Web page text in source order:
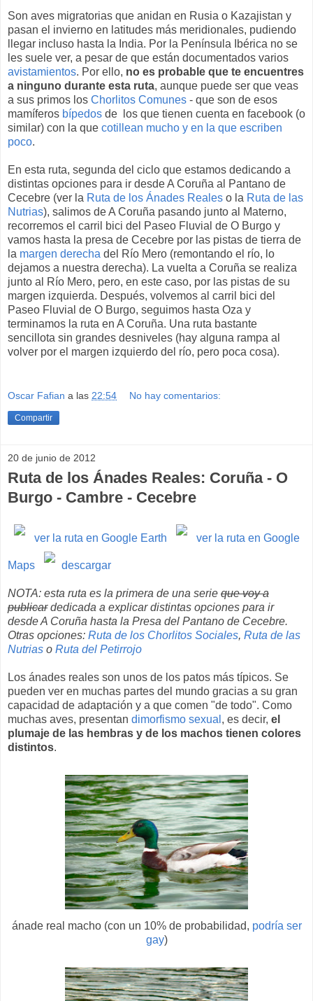
Son aves migratorias que anidan en Rusia o Kazajistan y
pasan el invierno en latitudes más meridionales, pudiendo
llegar incluso hasta la India. Por la Península Ibérica no se
les suele ver, a pesar de que están documentados varios
avistamientos. Por ello, no es probable que te encuentres
a ninguno durante esta ruta, aunque puede ser que veas
a sus primos los Chorlitos Comunes - que son de esos
mamíferos bípedos de los que tienen cuenta en facebook (o
similar) con la que cotillean mucho y en la que escriben
poco.
En esta ruta, segunda del ciclo que estamos dedicando a
distintas opciones para ir desde A Coruña al Pantano de
Cecebre (ver la Ruta de los Ánades Reales o la Ruta de las
Nutrias), salimos de A Coruña pasando junto al Materno,
recorremos el carril bici del Paseo Fluvial de O Burgo y
vamos hasta la presa de Cecebre por las pistas de tierra de
la margen derecha del Río Mero (remontando el río, lo
dejamos a nuestra derecha). La vuelta a Coruña se realiza
junto al Río Mero, pero, en este caso, por las pistas de su
margen izquierda. Después, volvemos al carril bici del
Paseo Fluvial de O Burgo, seguimos hasta Oza y
terminamos la ruta en A Coruña. Una ruta bastante
sencillota sin grandes desniveles (hay alguna rampa al
volver por el margen izquierdo del río, pero poca cosa).
Oscar Fafian a las 22:54 No hay comentarios:
Compartir
20 de junio de 2012
Ruta de los Ánades Reales: Coruña - O
Burgo - Cambre - Cecebre
ver la ruta en Google Earth ver la ruta en Google
Maps descargar
NOTA: esta ruta es la primera de una serie que voy a
publicardedicada a explicar distintas opciones para ir
desde A Coruña hasta la Presa del Pantano de Cecebre.
Otras opciones: Ruta de los Chorlitos Sociales, Ruta de las
Nutrias o Ruta del Petirrojo
Los ánades reales son unos de los patos más típicos. Se
pueden ver en muchas partes del mundo gracias a su gran
capacidad de adaptación y a que comen "de todo". Como
muchas aves, presentan dimorfismo sexual , es decir, el
plumaje de las hembras y de los machos tienen colores
distintos.
ánade real macho (con un 10% de probabilidad, podría ser
gay)